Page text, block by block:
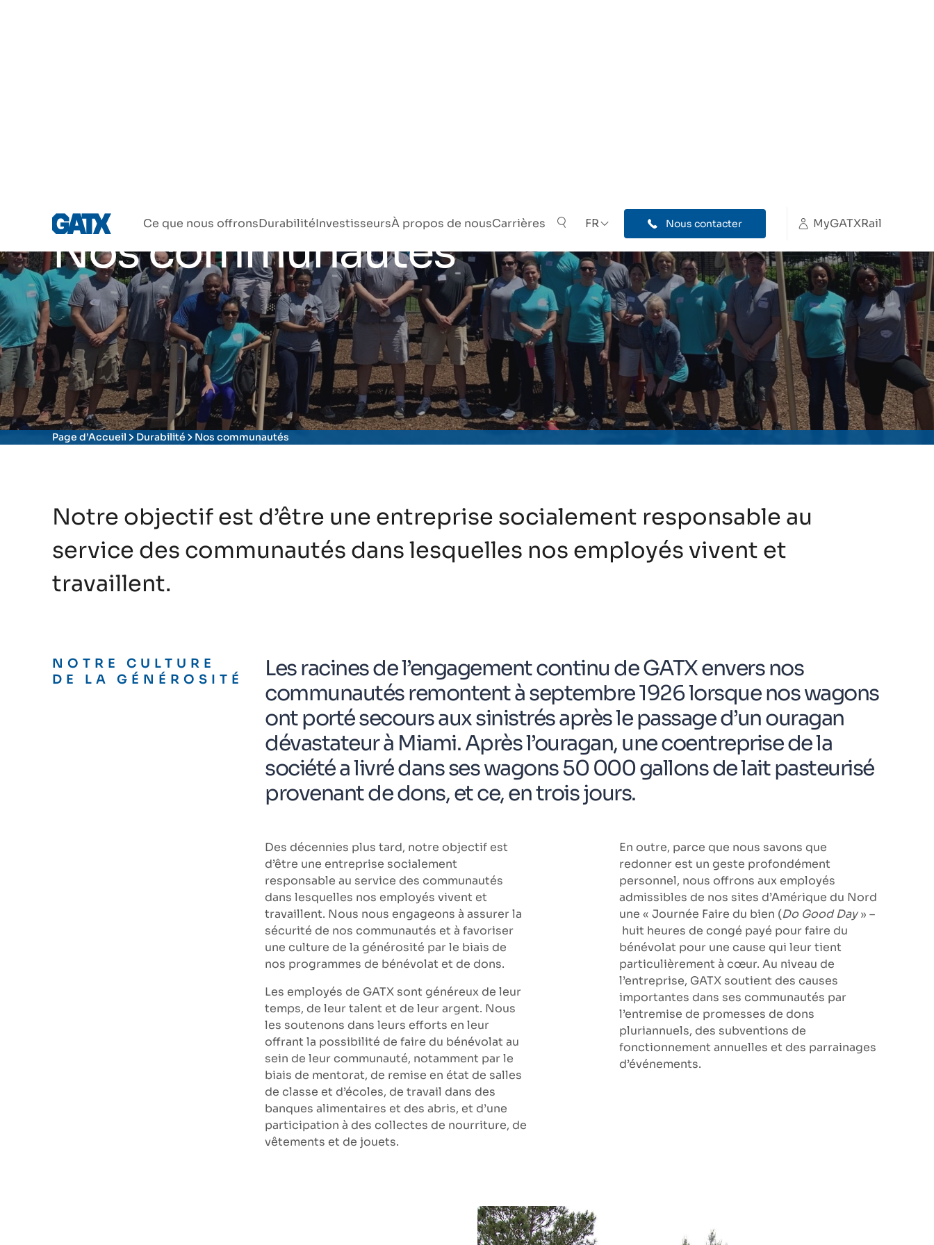
Nos communautés
Page d’Accueil Durabilité Nos communautés
Notre objectif est d’être une entreprise socialement responsable au
service des communautés dans lesquelles nos employés vivent et
travaillent.
NOTRE CULTURE
DE LA GÉNÉROSITÉ
Les racines de l’engagement continu de GATX envers nos
communautés remontent à septembre 1926 lorsque nos wagons
ont porté secours aux sinistrés après le passage d’un ouragan
dévastateur à Miami. Après l’ouragan, une coentreprise de la
société a livré dans ses wagons 50 000 gallons de lait pasteurisé
provenant de dons, et ce, en trois jours.
Des décennies plus tard, notre objectif est
d’être une entreprise socialement
responsable au service des communautés
dans lesquelles nos employés vivent et
travaillent. Nous nous engageons à assurer la
sécurité de nos communautés et à favoriser
une culture de la générosité par le biais de
nos programmes de bénévolat et de dons.
Les employés de GATX sont généreux de leur
temps, de leur talent et de leur argent. Nous
les soutenons dans leurs efforts en leur
offrant la possibilité de faire du bénévolat au
sein de leur communauté, notamment par le
biais de mentorat, de remise en état de salles
de classe et d’écoles, de travail dans des
banques alimentaires et des abris, et d’une
participation à des collectes de nourriture, de
vêtements et de jouets.
En outre, parce que nous savons que
redonner est un geste profondément
personnel, nous offrons aux employés
admissibles de nos sites d’Amérique du Nord
une « Journée Faire du bien (Do Good Day» –
huit heures de congé payé pour faire du
bénévolat pour une cause qui leur tient
particulièrement à cœur. Au niveau de
l’entreprise, GATX soutient des causes
importantes dans ses communautés par
l’entremise de promesses de dons
pluriannuels, des subventions de
fonctionnement annuelles et des parrainages
d’événements.